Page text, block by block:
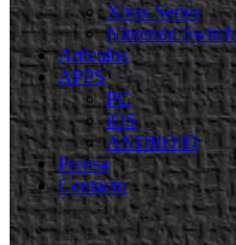
Xbox Series
Nintendo Switch
Artículos
APPS
PC
iOS
ANDROID
Prensa
Contacto